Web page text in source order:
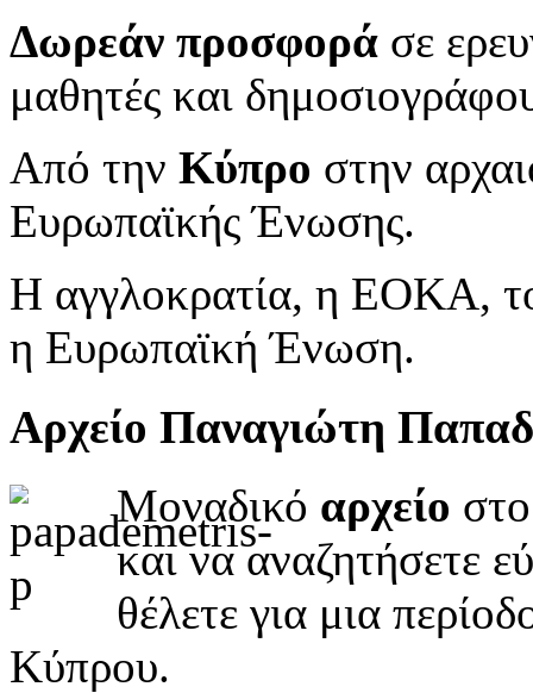
Δωρεάν προσφορά σε
μαθητές και
Από την Κύπρο στην
Ευρωπαϊκής Ένωσης.
Η αγγλοκρατία, η ΕΟΚΑ,
η Ευρωπαϊκή Ένωση.
Αρχείο Παναγιώτη
Μοναδικό αρχείο
και να αναζητήσετε
θέλετε για μια
Κύπρου.